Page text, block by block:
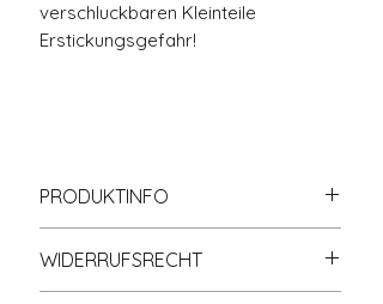
verschluckbaren Kleinteile
Erstickungsgefahr!
PRODUKTINFO
anderen bekannten
Klemmbausteinmarken.
WIDERRUFSRECHT